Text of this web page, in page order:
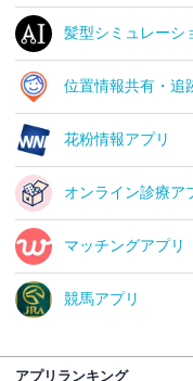
髪型シミュレーシ
位置情報共有・追
花粉情報アプリ
オンライン診療ア
マッチングアプリ
競馬アプリ
アプリランキング